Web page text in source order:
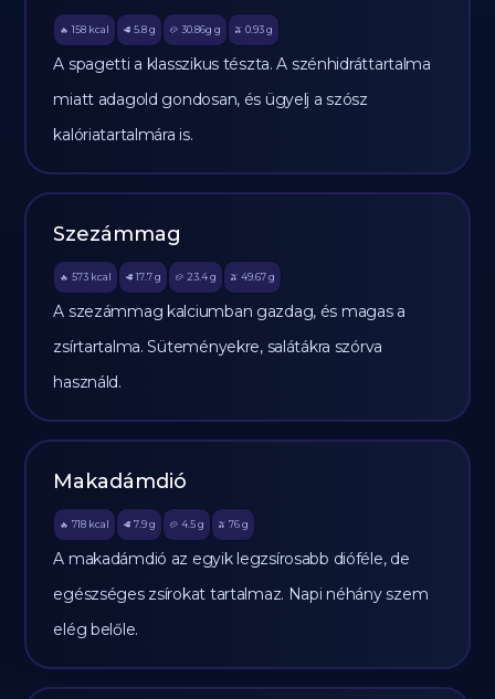
🔥 158 kcal 🥩 5.8 g 🥔 30.86g g 🫒 0.93 g
A spagetti a klasszikus tészta. A szénhidráttartalma
miatt adagold gondosan, és ügyelj a szósz
kalóriatartalmára is.
Szezámmag
🔥 573 kcal 🥩 17.7 g 🥔 23.4g 🫒 49.67 g
A szezámmag kalciumban gazdag, és magas a
zsírtartalma. Süteményekre, salátákra szórva
használd.
Makadámdió
🔥 718 kcal 🥩 7.9 g 🥔 4.5g 🫒 76 g
A makadámdió az egyik legzsírosabb dióféle, de
egészséges zsírokat tartalmaz. Napi néhány szem
elég belőle.